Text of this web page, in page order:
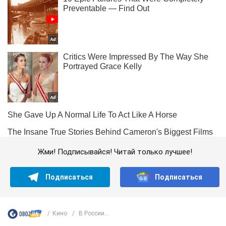
Жми! Подписывайся! Читай только лучшее!
Подписаться Подписаться
Кино В России...